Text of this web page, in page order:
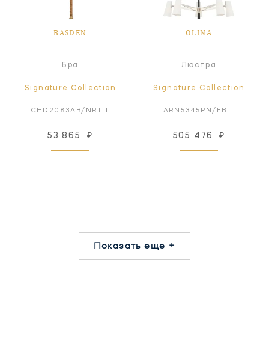
BASDEN
Бра
Signature Collection
CHD2083AB/NRT-L
53 865 ₽
OLINA
Люстра
Signature Collection
ARN5345PN/EB-L
505 476 ₽
Показать еще +